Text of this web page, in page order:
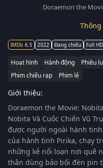
Doraemon the
6.5 2022 Đang chiếu Full
Hoạt hình Hành động
Phiêu
Phim chiếu rạp
Phim lẻ
Giới thiệu:
Doraemon the Movie:
Nobita Và Cuộc Chiến Vũ
được người ngoài hành
của hành tinh Pirika, chạy
những kẻ nổi loạn nơi quê
thân dùng bảo bối đèn pin